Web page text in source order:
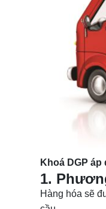
Khoá DGP
1.
Hàng hóa sẽ